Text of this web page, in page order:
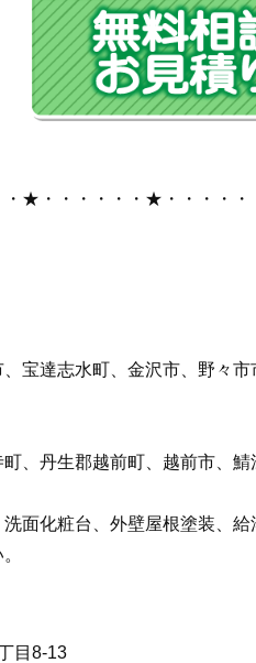
★・・・・・・★・・・・
宝達志水町、金沢市、野々市
、丹生郡越前町、越前市、鯖
面化粧台、外壁屋根塗装、給
目8-13